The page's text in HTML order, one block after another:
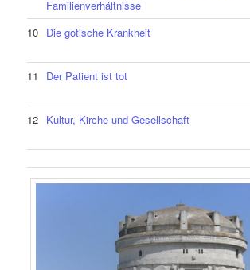
Familienverhältnisse
10 Die gotische Krankheit
11
Der Patient ist tot
12 Kultur, Kirche und Gesellschaft